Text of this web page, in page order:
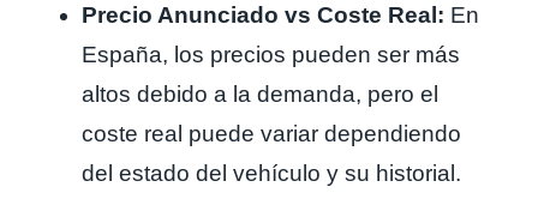
Precio Anunciado vs Coste Real: En
España, los precios pueden ser más
altos debido a la demanda, pero el
coste real puede variar dependiendo
del estado del vehículo y su historial.